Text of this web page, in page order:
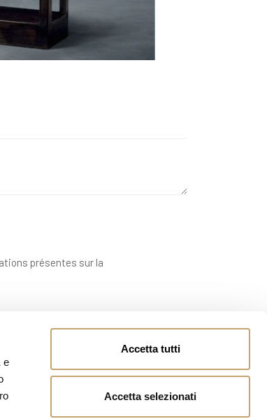
e
Accetta tutti
Accetta selezionati
présentes sur la